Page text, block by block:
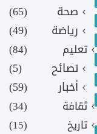
صحة
(65)
رياضة
(49)
تعليم (84)
نصائح
(5)
أخبار
(59)
ثقافة
(34)
تاريخ
(15)